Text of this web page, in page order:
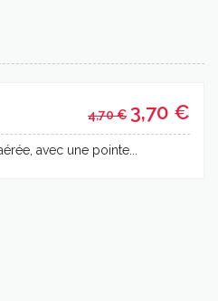
4,70 € 3,70 €
avec une pointe...